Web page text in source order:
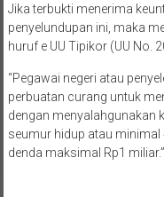
Jika terbukti menerima
penyelundupan ini, maka
huruf e UU Tipikor (UU No.
“Pegawai negeri atau
perbuatan curang untuk
dengan menyalahgunakan
seumur hidup atau minimal
denda maksimal Rp1 miliar.”